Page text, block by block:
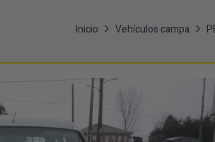
Inicio Vehículos campa